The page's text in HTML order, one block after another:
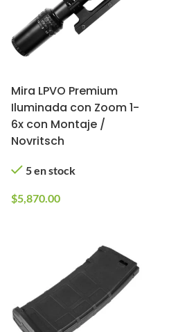
Mira LPVO Premium
Iluminada con Zoom 1-
6x con Montaje /
Novritsch
5 en stock
$5,870.00